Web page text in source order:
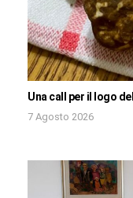
Una call per il logo
7 Agosto 2026